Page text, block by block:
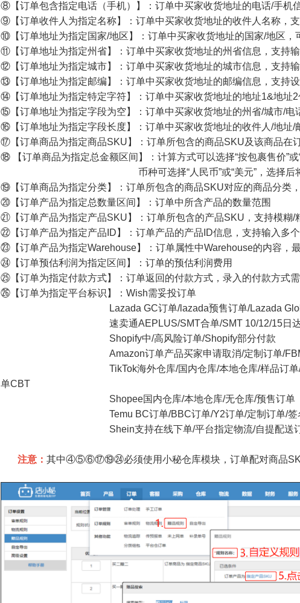
⑧【订单包含指定电话（手机）】：订单中买家收货地址的电话/手机
⑨【订单收件人为指定名称】：订单中买家收货地址的收件人名称，
⑩【订单地址为指定国家/地区】：订单中买家收货地址的国家/地区，
⑪【订单地址为指定州省】：订单中买家收货地址的州省信息，支持
⑫【订单地址为指定城市】：订单中买家收货地址的城市信息，支持
⑬【订单地址为指定邮编】：订单中买家收货地址的邮编信息，支持
⑭【订单地址为指定特定字符】：订单中买家收货地址的地址1&地址2
⑮【订单地址为指定字段为空】：订单中买家收货地址的州省/城市/电
⑯【订单地址为指定字段长度】：订单中买家收货地址的收件人/地址/
⑰【订单商品为指定商品SKU】：订单所包含的商品SKU及该商品在
⑱ 【订单商品为指定总金额区间】：计算方式可以选择“按包裹售价”或
币种可选择“人民币”或“美元”，选择后将根据订
⑲【订单商品为指定分类】：订单所包含的商品SKU对应的商品分类
⑳【订单产品为指定总数量区间】：订单中所含产品的数量范围
㉑【订单产品为指定产品SKU】：订单所包含的产品SKU，支持模糊/
㉒【订单产品为指定产品ID】：订单产品的产品ID信息，支持输入多
㉓【订单产品为指定Warehouse】：订单属性中Warehouse的内容，
㉔【订单预估利润为指定区间】：订单的预估利润费用
㉕【订单为指定付款方式】：订单返回的付款方式，录入的付款方式
㉖【订单为指定平台标识】：Wish需妥投订单
Lazada GC订单/lazada预售订单/Lazada Global Plus
速卖通AEPLUS/SMT合单/SMT 10/12/15日达/
Shopify中/高风险订单/Shopify部分付款
Amazon订单产品买家申请取消/定制订单/FBM
TikTok海外仓库/国内仓库/本地仓库/样品订单/预售订单/
单CBT
Shopee国内仓库/本地仓库/无仓库/预售订单
Temu BC订单/BBC订单/Y2订单/定制订单/签名签
Shein支持在线下单/平台指定物流/自提配送
注意：其中④⑤⑥⑰⑲㉔必须使用小秘仓库模块，订单配对商品